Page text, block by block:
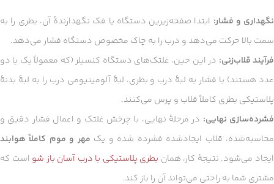
نگهداری و فشار: ابتدا صفحه‌زیرین دستگاه یا فک نگهدارندهٔ آن، بطری را به
سمت بالا حرکت می‌دهد و درب را به چاک مخصوص دستگاه فشار می‌دهد.
فرآیند قلاب‌زنی: در این حین، غلتک‌های دستگاه کنسیلر (که معمولاً یک یا دو
عدد هستند) با فشار به لبهٔ درب و بطری، لبهٔ آلومینیومی درب را به لبهٔ بدنهٔ
پلاستیکی بطری کاملاً قلاب و پرس می‌کنند.
فشرده‌سازی نهایی: در مرحلهٔ نهایی، با چرخش غلتک و اعمال فشار دقیق و
محاسبه‌شده، قلاب ایجادشده فشرده شده و یک مهر و موم کاملاً هوابند
ایجاد می‌شود. نتیجهٔ کار، همان بطری پلاستیکی با درب آسان باز شو است که
مشتری شما به راحتی می‌تواند آن را باز کند.